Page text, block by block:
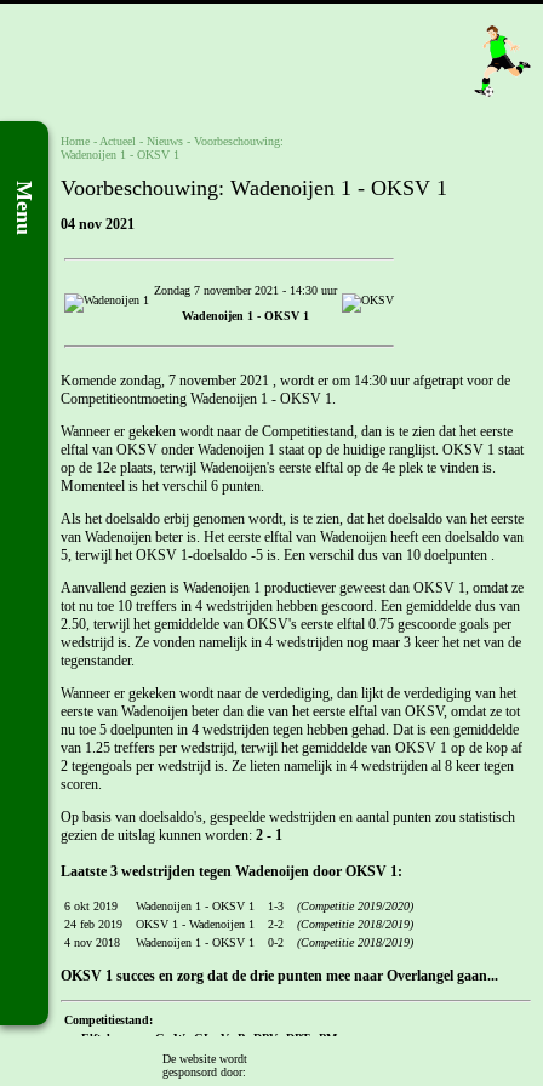
Menu
Home - Actueel - Nieuws - Voorbeschouwing:
Wadenoijen 1 - OKSV 1
Voorbeschouwing: Wadenoijen 1 - OKSV 1
04 nov 2021
Zondag 7 november 2021 - 14:30 uur
Wadenoijen 1 - OKSV 1
Komende zondag, 7 november 2021 , wordt er om 14:30 uur afgetrapt voor de
Competitieontmoeting Wadenoijen 1 - OKSV 1.
Wanneer er gekeken wordt naar de Competitiestand, dan is te zien dat het eerste
elftal van OKSV onder Wadenoijen 1 staat op de huidige ranglijst. OKSV 1 staat
op de 12e plaats, terwijl Wadenoijen's eerste elftal op de 4e plek te vinden is.
Momenteel is het verschil 6 punten.
Als het doelsaldo erbij genomen wordt, is te zien, dat het doelsaldo van het eerste
van Wadenoijen beter is. Het eerste elftal van Wadenoijen heeft een doelsaldo van
5, terwijl het OKSV 1-doelsaldo -5 is. Een verschil dus van 10 doelpunten .
Aanvallend gezien is Wadenoijen 1 productiever geweest dan OKSV 1, omdat ze
tot nu toe 10 treffers in 4 wedstrijden hebben gescoord. Een gemiddelde dus van
2.50, terwijl het gemiddelde van OKSV's eerste elftal 0.75 gescoorde goals per
wedstrijd is. Ze vonden namelijk in 4 wedstrijden nog maar 3 keer het net van de
tegenstander.
Wanneer er gekeken wordt naar de verdediging, dan lijkt de verdediging van het
eerste van Wadenoijen beter dan die van het eerste elftal van OKSV, omdat ze tot
nu toe 5 doelpunten in 4 wedstrijden tegen hebben gehad. Dat is een gemiddelde
van 1.25 treffers per wedstrijd, terwijl het gemiddelde van OKSV 1 op de kop af
2 tegengoals per wedstrijd is. Ze lieten namelijk in 4 wedstrijden al 8 keer tegen
scoren.
Op basis van doelsaldo's, gespeelde wedstrijden en aantal punten zou statistisch
gezien de uitslag kunnen worden: 2 - 1
Laatste 3 wedstrijden tegen Wadenoijen door OKSV 1:
6 okt 2019 Wadenoijen 1 - OKSV 1 1-3
(Competitie 2019/2020)
24 feb 2019
OKSV 1 - Wadenoijen 1 2-2
(Competitie 2018/2019)
4 nov 2018
Wadenoijen 1 - OKSV 1 0-2 (Competitie 2018/2019)
OKSV 1 succes en zorg dat de drie punten mee naar Overlangel gaan...
Competitiestand:
Elftal
G W GL V P DPV DPT
PM
4 2 2 0 8
4 0 2 2 2
De website wordt
gesponsord door: